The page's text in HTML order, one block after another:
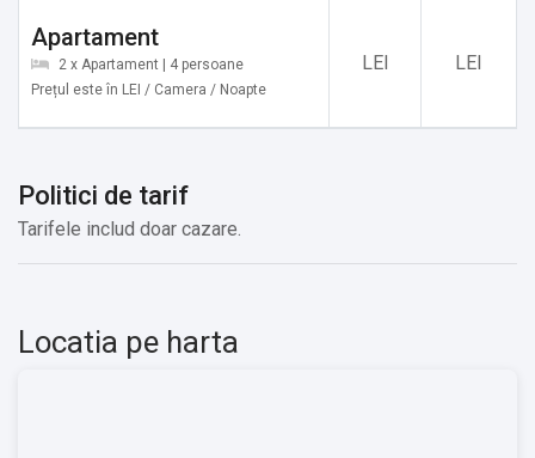
Apartament
2 x Apartament | 4 persoane
Prețul este în LEI / Camera / Noapte
LEI LEI
Politici de tarif
Tarifele includ doar cazare.
Locatia pe harta